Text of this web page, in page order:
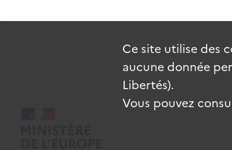
Ce site utilise des
aucune donnée
Libertés).
Vous pouvez